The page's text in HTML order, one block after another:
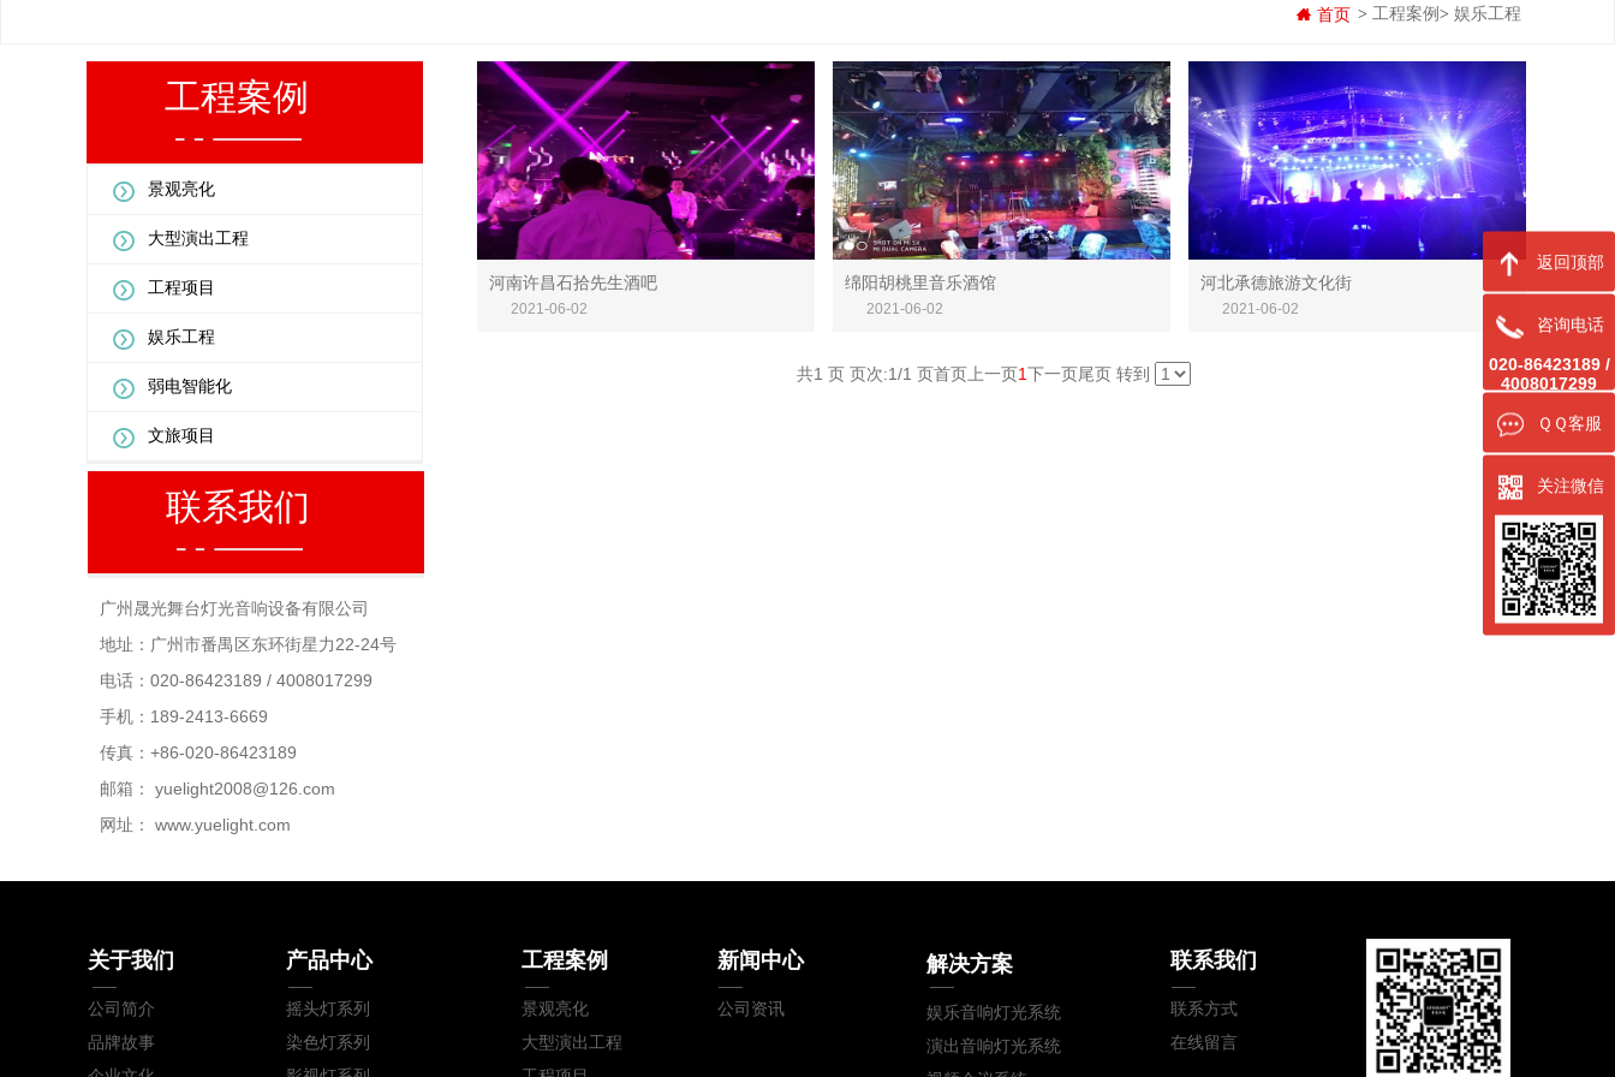
返回顶部
咨询电话
020-86423189 /
4008017299
ＱＱ客服
关注微信
解决方案
娱乐音响灯光系统
演出音响灯光系统
产品中心
摇头灯系列
染色灯系列
新闻中心
公司资讯
关于我们
公司简介
品牌故事
联系我们
联系方式
在线留言
工程案例
景观亮化
大型演出工程
首页 > 工程案例 > 娱乐工程
工程案例
景观亮化
大型演出工程
工程项目
娱乐工程
弱电智能化
文旅项目
河南许昌石拾先生酒吧
河南许昌石拾先生酒吧
2021-06-02
绵阳胡桃里音乐酒馆
绵阳胡桃里音乐酒馆
2021-06-02
河北承德旅游文化街
河北承德旅游文化街
2021-06-02
共1 页 页次:1/1 页首页 上一页1下一页尾页 转到
联系我们
广州晟光舞台灯光音响设备有限公司
地址：广州市番禺区东环街星力22-24号
电话：020-86423189 / 4008017299
手机：189-2413-6669
传真：+86-020-86423189
邮箱：
yuelight2008@126.com
网址：
www.yuelight.com